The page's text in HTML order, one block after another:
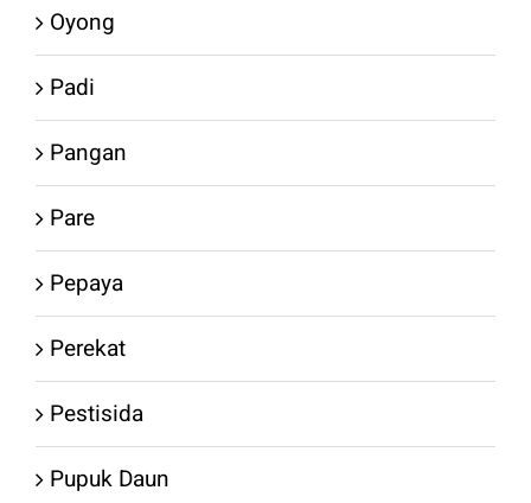
Oyong
Padi
Pangan
Pare
Pepaya
Perekat
Pestisida
Pupuk Daun